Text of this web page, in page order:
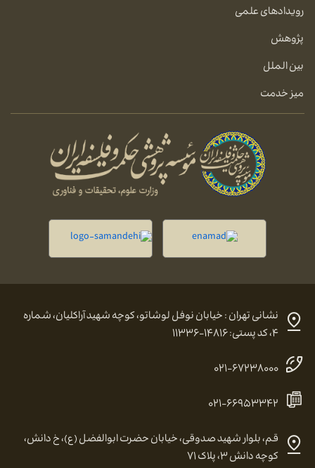
رویدادهای علمی
پژوهش
بین الملل
میز خدمت
نشانی تهران : خیابان نوفل لوشاتو، کوچه شهید آراکلیان، شماره
۴، کد پستی: ۱۴۸۱۶-۱۱۳۳۶
۰۲۱-۶۷۲۳۸۰۰۰
۰۲۱-۶۶۹۵۳۳۴۲
قم، بلوار شهید صدوقی، خیابان حضرت ابوالفضل (ع)، خ دانش،
کوچه دانش ۳، پلاک ۷۱